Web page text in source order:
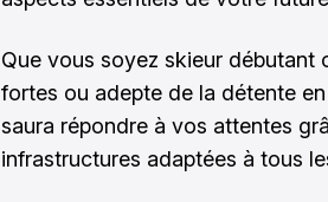
Que vous soyez skieur débutant
fortes ou adepte de la détente
saura répondre à vos attentes
infrastructures adaptées à tous